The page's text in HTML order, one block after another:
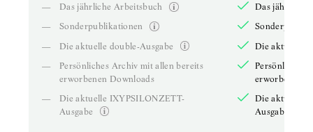
—
Das jährliche Arbeitsbuch
—
Sonderpublikationen
—
Die aktuelle double-Ausgabe
—
Persönliches Archiv mit allen bereits
erworbenen Downloads
—
Die aktuelle IXYPSILONZETT-
Ausgabe
Das jährliche
Die aktuelle
Persönliches
erworbenen
Die aktuelle
Ausgabe